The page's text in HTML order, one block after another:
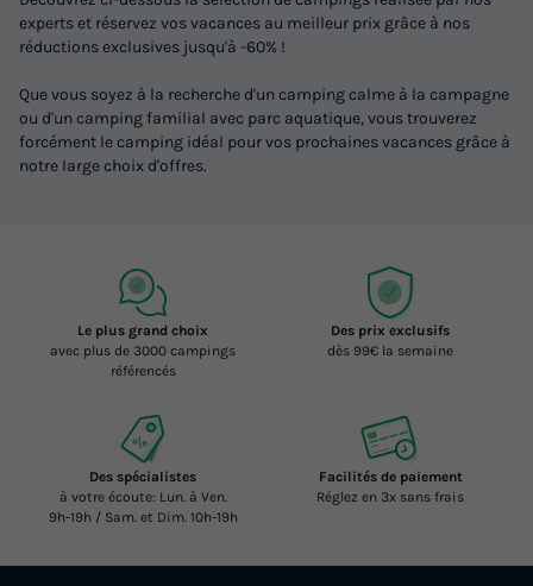
experts et réservez vos vacances au meilleur prix grâce à nos
réductions exclusives jusqu'à -60% !
Que vous soyez à la recherche d'un camping calme à la campagne
ou d'un camping familial avec parc aquatique, vous trouverez
forcément le camping idéal pour vos prochaines vacances grâce à
notre large choix d'offres.
Le plus grand choix
avec plus de 3000 campings
référencés
Des prix exclusifs
dès 99€ la semaine
Des spécialistes
à votre écoute: Lun. à Ven.
9h-19h / Sam. et Dim. 10h-19h
Facilités de paiement
Réglez en 3x sans frais